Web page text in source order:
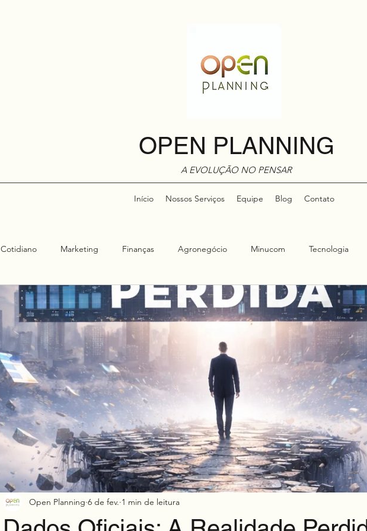
OPEN PLANNING
A EVOLUÇÃO NO PENSAR
Início Nossos Serviços Equipe Blog Contato
Cotidiano Marketing Finanças Agronegócio Minucom Tecnologia
Espiritualidade Mkt h2h
Open Planning 6 de fev. 1 min de leitura